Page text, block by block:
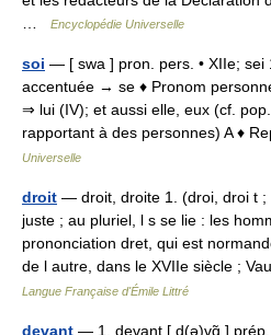
Encyclopédie Universelle
soi — [ swa ] pron. pers. • XIIe; sei
accentuée → se ♦ Pronom
⇒ lui (IV); et aussi elle, eux (cf.
rapportant à des personnes) A ♦
Universelle
droit — droit, droite 1. (droi, droi t ;
juste ; au pluriel, l s se lie : les
prononciation dret, qui est
de l autre, dans le XVIIe siècle ;
Langue Française d'Émile Littré
devant — 1. devant [ d(ə)vɑ̃ ] prép.